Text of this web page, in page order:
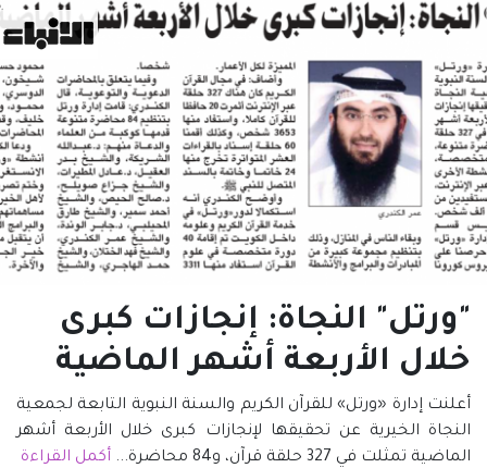
"ورتل" النجاة: إنجازات كبرى
خلال الأربعة أشهر الماضية
أعلنت إدارة «ورتل» للقرآن الكريم والسنة النبوية التابعة لجمعية
النجاة الخيرية عن تحقيقها لإنجازات كبرى خلال الأربعة أشهر
الماضية تمثلت في 327 حلقة قرآن، و84 محاضرة...
أكمل القراءة